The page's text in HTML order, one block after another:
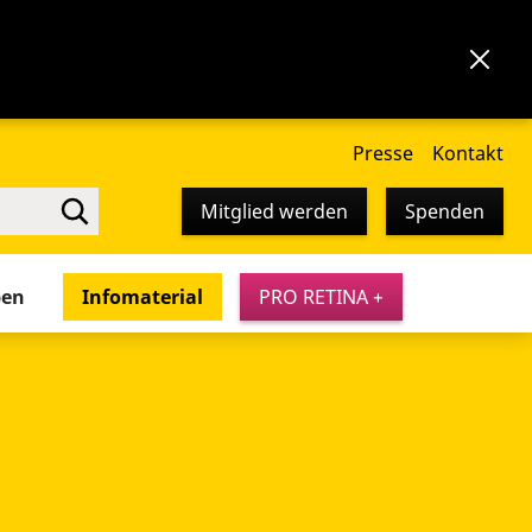
Presse Kontakt
Mitglied werden Spenden
Infomaterial PRO RETINA +